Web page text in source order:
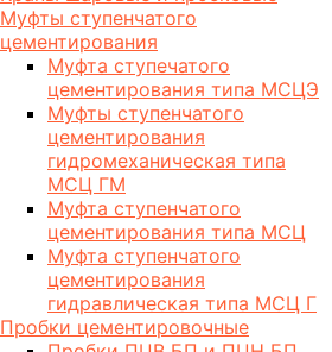
Муфты ступенчатого
цементирования
Муфта ступечатого
цементирования типа МСЦЭ
Муфты ступенчатого
цементирования
гидромеханическая типа
МСЦ ГМ
Муфта ступенчатого
цементирования типа МСЦ
Муфта ступенчатого
цементирования
гидравлическая типа МСЦ Г
Пробки цементировочные